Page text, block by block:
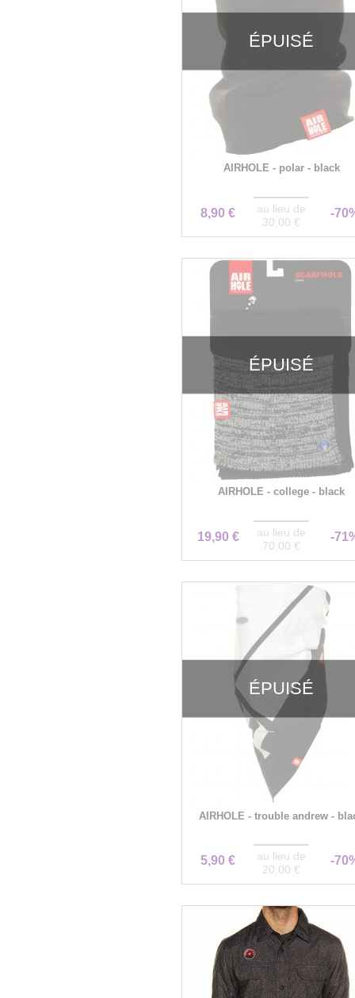
ÉPUISÉ
AIRHOLE - polar - black
8,90 €
au lieu de
30,00 €
-
ÉPUISÉ
AIRHOLE - college - black
19,90 €
au lieu de
70,00 €
-
ÉPUISÉ
AIRHOLE - trouble andrew -
5,90 €
au lieu de
20,00 €
-